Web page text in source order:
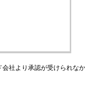
社より承認が受けられな